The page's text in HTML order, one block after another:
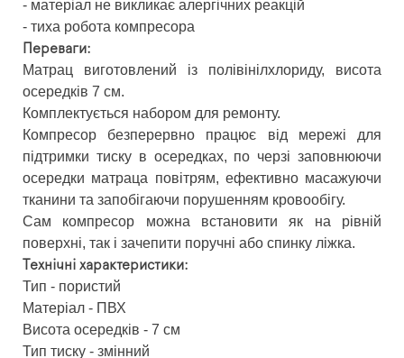
- матеріал не викликає алергічних реакцій
- тиха робота компресора
Переваги:
Матрац виготовлений із полівінілхлориду, висота
осередків 7 см.
Комплектується набором для ремонту.
Компресор безперервно працює від мережі для
підтримки тиску в осередках, по черзі заповнюючи
осередки матраца повітрям, ефективно масажуючи
тканини та запобігаючи порушенням кровообігу.
Сам компресор можна встановити як на рівній
поверхні, так і зачепити поручні або спинку ліжка.
Технічні характеристики:
Тип - пористий
Матеріал - ПВХ
Висота осередків - 7 см
Тип тиску - змінний